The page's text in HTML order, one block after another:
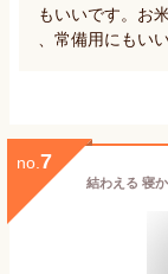
もいいです。お
、常備用にもい
no. 7